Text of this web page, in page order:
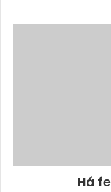
Há